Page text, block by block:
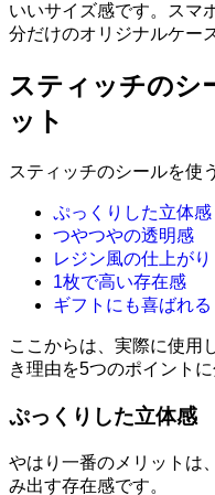
いいサイズ感です。スマ
分だけのオリジナルケー
スティッチのシ
ット
スティッチのシールを使
ぷっくりした立体感
つやつやの透明感
レジン風の仕上がり
1枚で高い存在感
ギフトにも喜ばれる
ここからは、実際に使用
き理由を5つのポイントに
ぷっくりした立体感
やはり一番のメリットは
み出す存在感です。